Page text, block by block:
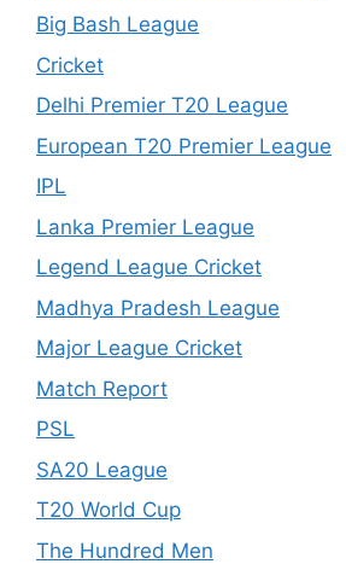
Big Bash League
Cricket
Delhi Premier T20 League
European T20 Premier League
IPL
Lanka Premier League
Legend League Cricket
Madhya Pradesh League
Major League Cricket
Match Report
PSL
SA20 League
T20 World Cup
The Hundred Men